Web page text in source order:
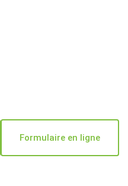
Formulaire en ligne
Rachat déduit du devis ✓